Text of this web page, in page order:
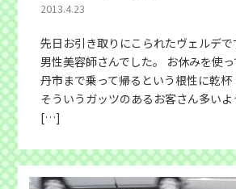
2013.4.23
先日お引き取りにこられたヴェルデ
男性美容師さんでした。 お休みを使
丹市まで乗って帰るという根性に乾杯
そういうガッツのあるお客さん多いよ
[…]